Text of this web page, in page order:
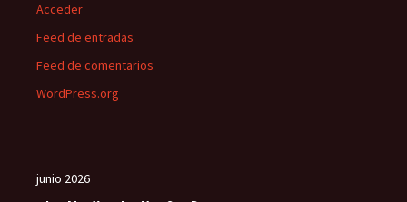
Acceder
Feed de entradas
Feed de comentarios
WordPress.org
junio 2026